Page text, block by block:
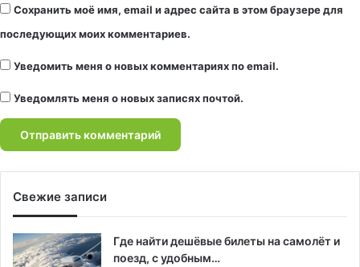
Сохранить моё имя, email и адрес сайта в этом браузере для
последующих моих комментариев.
Уведомить меня о новых комментариях по email.
Уведомлять меня о новых записях почтой.
Свежие записи
Где найти дешёвые билеты на самолёт и
поезд, с удобным…